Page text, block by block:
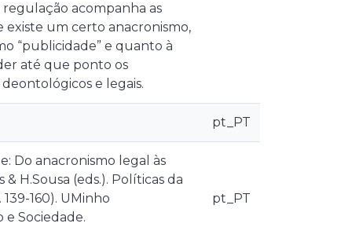
regulação acompanha as
existe um certo anacronismo,
“publicidade” e quanto à
até que ponto os
e legais.
pt_PT
Do anacronismo legal às
H.Sousa (eds.). Políticas da
160). UMinho
Sociedade.
pt_PT